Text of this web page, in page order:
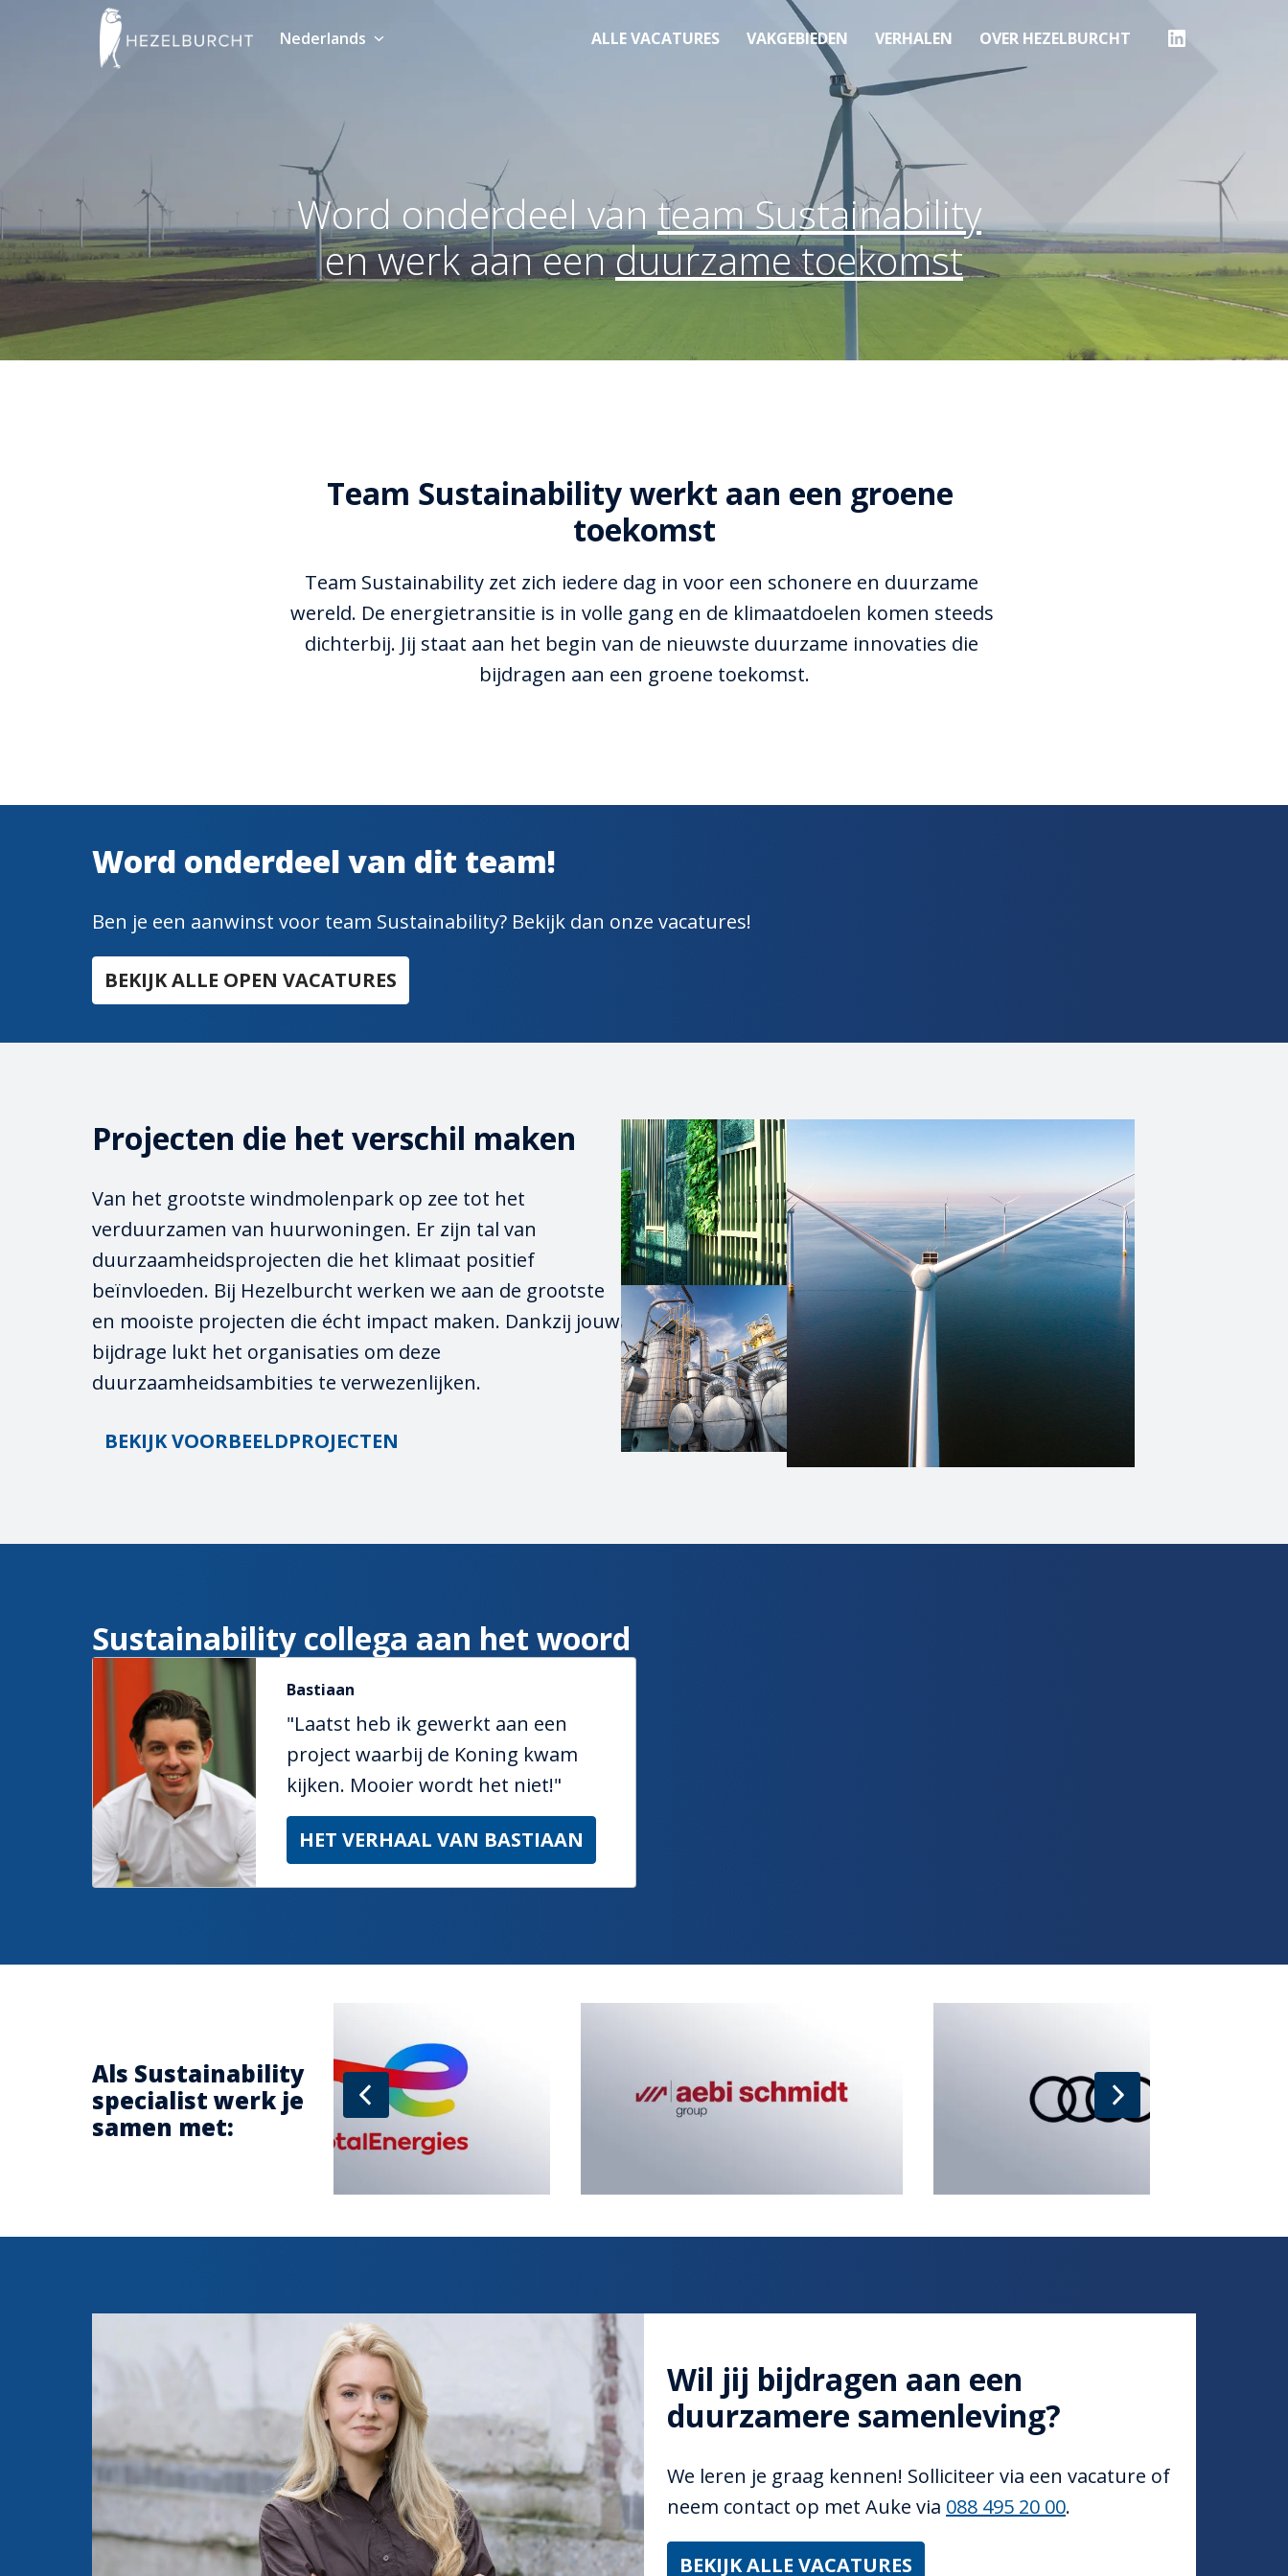
Homepagina Nederlands ALLE VACATURES VAKGEBIEDEN VERHALEN OVER HEZELBURCHT
Word onderdeel van team Sustainability
en werk aan een duurzame toekomst
Team Sustainability werkt aan een groene
toekomst
Team Sustainability zet zich iedere dag in voor een schonere en duurzame
wereld. De energietransitie is in volle gang en de klimaatdoelen komen steeds
dichterbij. Jij staat aan het begin van de nieuwste duurzame innovaties die
bijdragen aan een groene toekomst.
Word onderdeel van dit team!
Ben je een aanwinst voor team Sustainability? Bekijk dan onze vacatures!
BEKIJK ALLE OPEN VACATURES
Projecten die het verschil maken
Van het grootste windmolenpark op zee tot het
verduurzamen van huurwoningen. Er zijn tal van
duurzaamheidsprojecten die het klimaat positief
beïnvloeden. Bij Hezelburcht werken we aan de grootste
en mooiste projecten die écht impact maken. Dankzij jouw
bijdrage lukt het organisaties om deze
duurzaamheidsambities te verwezenlijken.
BEKIJK VOORBEELDPROJECTEN
Sustainability collega aan het woord
Bastiaan
"Laatst heb ik gewerkt aan een
project waarbij de Koning kwam
kijken. Mooier wordt het niet!"
HET VERHAAL VAN BASTIAAN
Als Sustainability
specialist werk je
samen met:
Wil jij bijdragen aan een
duurzamere samenleving?
We leren je graag kennen! Solliciteer via een vacature of
neem contact op met Auke via 088 495 20 00.
BEKIJK ALLE VACATURES